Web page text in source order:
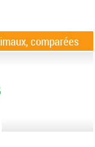
comparées